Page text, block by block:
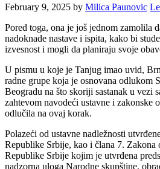
February 9, 2025 by Milica Paunovic
Pored toga, ona je još jednom zamolila
nadoknade nastave i ispita, kako bi
izvesnost i mogli da planiraju svoje
U pismu u koje je Tanjug imao uvid,
radne grupe koja je osnovana odlukom
Beogradu na što skoriji sastanak u vezi
zahtevom navodeći ustavne i zakonske
odlučila na ovaj korak.
Polazeći od ustavne nadležnosti
Republike Srbije, kao i člana 7. Zakona
Republike Srbije kojim je utvrđena
nadzorna uloga Narodne skupštine,